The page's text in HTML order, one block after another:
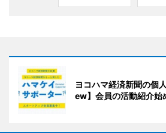
ヨコハマ経済新聞の個
ew】会員の活動紹介始